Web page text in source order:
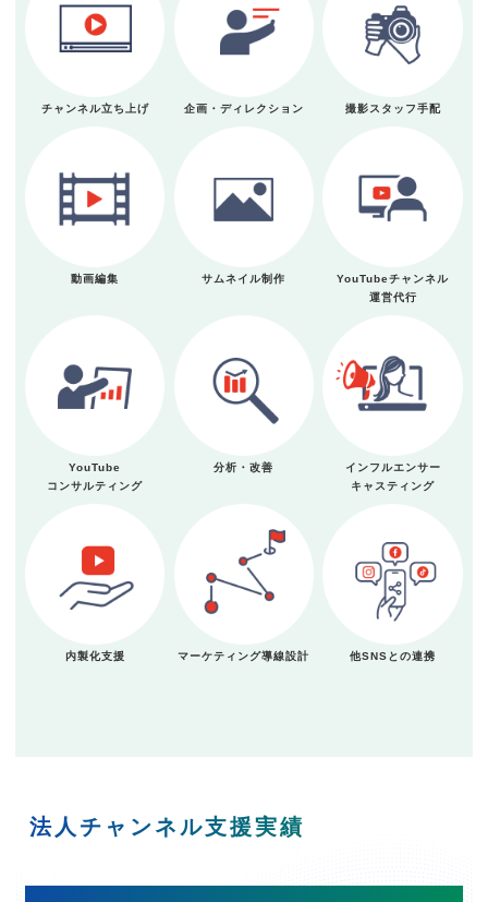
チャンネル立ち上げ 企画・ディレクション 撮影スタッフ手配
動画編集 サムネイル制作
YouTubeチャンネル
運営代行
YouTube
コンサルティング
分析・改善
インフルエンサー
キャスティング
内製化支援 マーケティング導線設計 他SNSとの連携
法人チャンネル支援実績